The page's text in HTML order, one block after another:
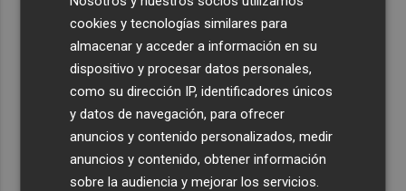
cookies y tecnologías similares para
almacenar y acceder a información en su
dispositivo y procesar datos personales,
como su dirección IP, identificadores únicos
y datos de navegación, para ofrecer
anuncios y contenido personalizados, medir
anuncios y contenido, obtener información
sobre la audiencia y mejorar los servicios.